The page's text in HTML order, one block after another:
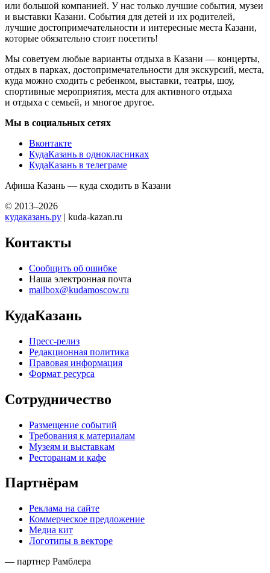
или большой компанией. У нас только лучшие события, музеи
и выставки Казани. События для детей и их родителей,
лучшие достопримечательности и интересные места Казани,
которые обязательно стоит посетить!
Мы советуем любые варианты отдыха в Казани — концерты,
отдых в парках, достопримечательности для экскурсий, места,
куда можно сходить с ребенком, выставки, театры, шоу,
спортивные мероприятия, места для активного отдыха
и отдыха с семьей, и многое другое.
Мы в социальных сетях
Вконтакте
КудаКазань в однокласниках
КудаКазань в телеграме
Афиша Казань — куда сходить в Казани
© 2013–2026
кудаказань.ру | kuda-kazan.ru
Контакты
Сообщить об ошибке
Наша электронная почта
mailbox@kudamoscow.ru
КудаКазань
Пресс-релиз
Редакционная политика
Правовая информация
Формат ресурса
Сотрудничество
Размещение событий
Требования к материалам
Музеям и выставкам
Ресторанам и кафе
Партнёрам
Реклама на сайте
Коммерческое предложение
Медиа кит
Логотипы в векторе
— партнер Рамблера